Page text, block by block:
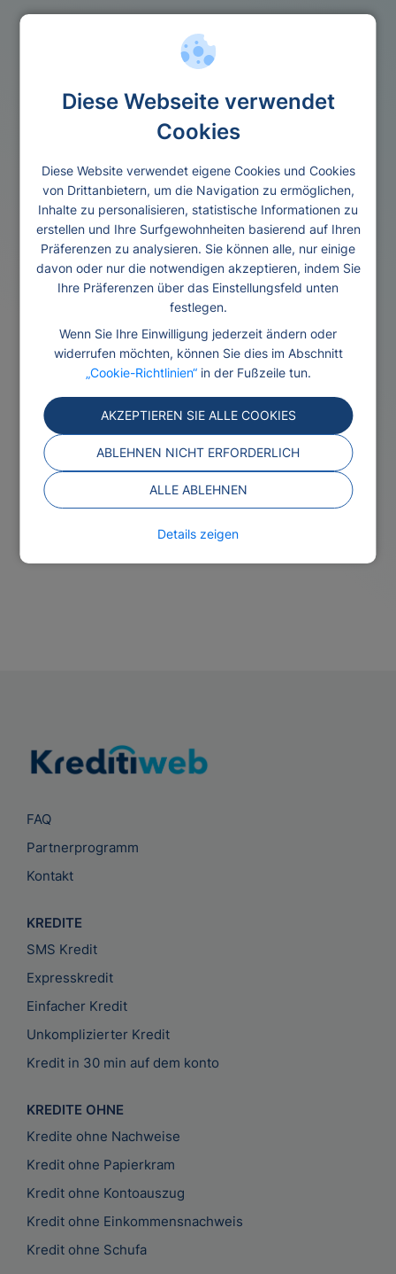
Diese Webseite verwendet
Cookies
Diese Website verwendet eigene Cookies und Cookies
von Drittanbietern, um die Navigation zu ermöglichen,
Inhalte zu personalisieren, statistische Informationen zu
erstellen und Ihre Surfgewohnheiten basierend auf Ihren
Präferenzen zu analysieren. Sie können alle, nur einige
davon oder nur die notwendigen akzeptieren, indem Sie
Ihre Präferenzen über das Einstellungsfeld unten
festlegen.
Wenn Sie Ihre Einwilligung jederzeit ändern oder
widerrufen möchten, können Sie dies im Abschnitt
„Cookie-Richtlinien“in der Fußzeile tun.
AKZEPTIEREN SIE ALLE COOKIES
ABLEHNEN NICHT ERFORDERLICH
ALLE ABLEHNEN
Details zeigen
FAQ
Partnerprogramm
Kontakt
KREDITE
SMS Kredit
Expresskredit
Einfacher Kredit
Unkomplizierter Kredit
Kredit in 30 min auf dem konto
KREDITE OHNE
Kredite ohne Nachweise
Kredit ohne Papierkram
Kredit ohne Kontoauszug
Kredit ohne Einkommensnachweis
Kredit ohne Schufa